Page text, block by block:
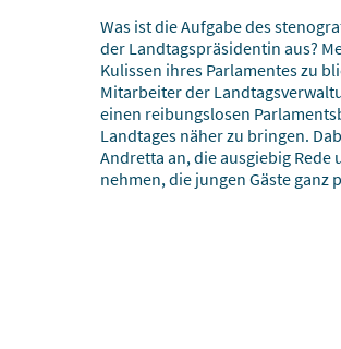
Was ist die Aufgabe des
der Landtagspräsidentin aus?
Kulissen ihres Parlamentes zu
Mitarbeiter der
einen reibungslosen
Landtages näher zu bringen.
Andretta an, die ausgiebig
nehmen, die jungen Gäste ganz